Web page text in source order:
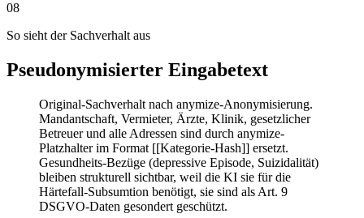
08
So sieht der Sachverhalt aus
Pseudonymisierter Eingabetext
Original-Sachverhalt nach anymize-Anonymisierung.
Mandantschaft, Vermieter, Ärzte, Klinik, gesetzlicher
Betreuer und alle Adressen sind durch anymize-
Platzhalter im Format [[Kategorie-Hash]] ersetzt.
Gesundheits-Bezüge (depressive Episode, Suizidalität)
bleiben strukturell sichtbar, weil die KI sie für die
Härtefall-Subsumtion benötigt, sie sind als Art. 9
DSGVO-Daten gesondert geschützt.